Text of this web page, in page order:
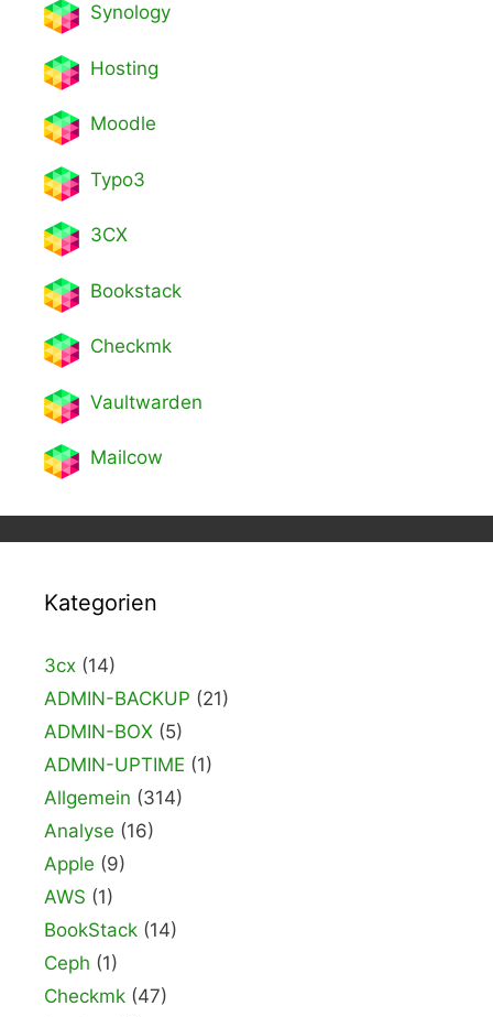
Synology
Hosting
Moodle
Typo3
3CX
Bookstack
Checkmk
Vaultwarden
Mailcow
Kategorien
3cx (14)
ADMIN-BACKUP (21)
ADMIN-BOX (5)
ADMIN-UPTIME (1)
Allgemein (314)
Analyse (16)
Apple (9)
AWS (1)
BookStack (14)
Ceph (1)
Checkmk (47)